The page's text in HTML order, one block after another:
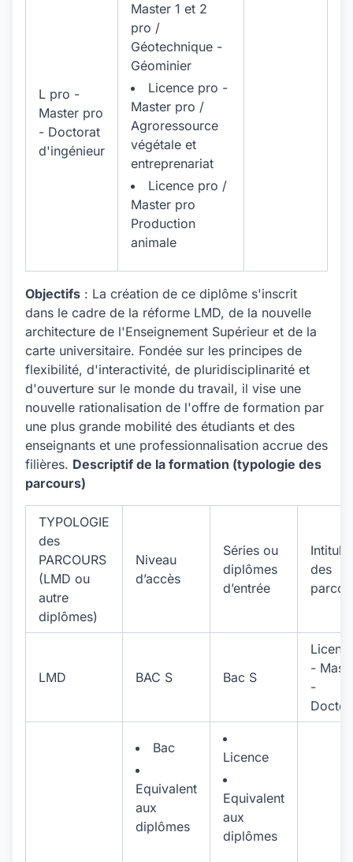
L pro -
Master pro
- Doctorat
d'ingénieur
Master 1 et 2
pro /
Géotechnique -
Géominier
Licence pro -
Master pro /
Agroressource
végétale et
entreprenariat
Licence pro /
Master pro
Production
animale
Objectifs : La création de ce diplôme s'inscrit
dans le cadre de la réforme LMD, de la nouvelle
architecture de l'Enseignement Supérieur et de la
carte universitaire. Fondée sur les principes de
flexibilité, d'interactivité, de pluridisciplinarité et
d'ouverture sur le monde du travail, il vise une
nouvelle rationalisation de l'offre de formation par
une plus grande mobilité des étudiants et des
enseignants et une professionnalisation accrue des
filières. Descriptif de la formation (typologie des
parcours)
TYPOLOGIE
des
PARCOURS
(LMD ou
autre
diplômes)
Niveau
d’accès
Séries ou
diplômes
d’entrée
Intitulé
des
LMD BAC S Bac S
-
-
Bac
Equivalent
aux
diplômes
Licence
Equivalent
aux
diplômes